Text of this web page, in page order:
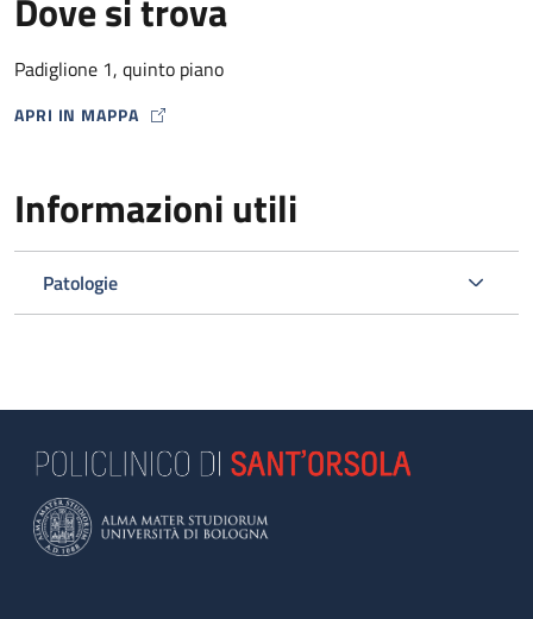
Dove si trova
Padiglione 1, quinto piano
APRI IN MAPPA
MAP ICON
Informazioni utili
Patologie